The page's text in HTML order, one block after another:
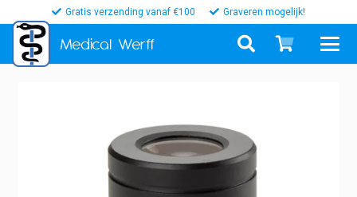
Gratis verzending vanaf €100 Graveren mogelijk!
Medical Werff